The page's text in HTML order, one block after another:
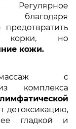
Регулярное
благодаря
корки, но
кожи.
с
комплекса
детоксикацию,
гладкой и